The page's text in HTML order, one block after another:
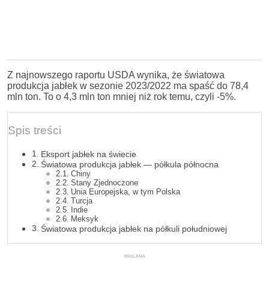
Z najnowszego raportu USDA wynika, że światowa
produkcja jabłek w sezonie 2023/2022 ma spaść do 78,4
mln ton. To o 4,3 mln ton mniej niż rok temu, czyli -5%.
Spis treści
Eksport jabłek na świecie
Światowa produkcja jabłek — półkula północna
Chiny
Stany Zjednoczone
Unia Europejska, w tym Polska
Turcja
Indie
Meksyk
Światowa produkcja jabłek na półkuli południowej
REKLAMA